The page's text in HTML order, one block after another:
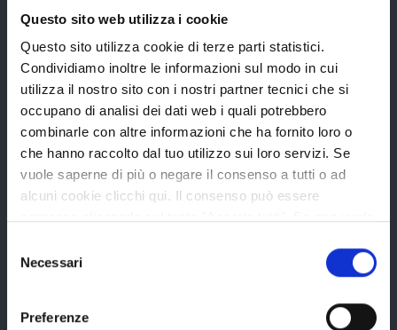
Questo sito web utilizza i cookie
Questo sito utilizza cookie di terze parti statistici.
Condividiamo inoltre le informazioni sul modo in cui
utilizza il nostro sito con i nostri partner tecnici che si
occupano di analisi dei dati web i quali potrebbero
combinarle con altre informazioni che ha fornito loro o
che hanno raccolto dal tuo utilizzo sui loro servizi. Se
vuole saperne di più o negare il consenso a tutti o ad
alcuni cookie clicchi qui. Il consenso può essere
tasto "Rifiuta".
delNecessari
Preferenze
La Provincia
Organi di governo
Statuto e Regolamenti
Storia della Provincia